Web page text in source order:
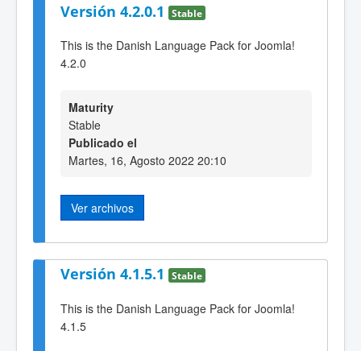
Versión 4.2.0.1 Stable
This is the Danish Language Pack for Joomla!
4.2.0
Maturity
Stable
Publicado el
Martes, 16, Agosto 2022 20:10
Ver archivos
Versión 4.1.5.1 Stable
This is the Danish Language Pack for Joomla!
4.1.5